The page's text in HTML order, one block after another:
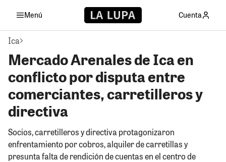
Menú Cuenta
Ica
Mercado Arenales de Ica en
conflicto por disputa entre
comerciantes, carretilleros y
directiva
Socios, carretilleros y directiva protagonizaron
enfrentamiento por cobros, alquiler de carretillas y
presunta falta de rendición de cuentas en el centro de